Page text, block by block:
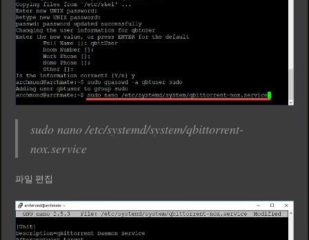
sudo nano /etc/systemd/system/qbittorrent-
nox.service
파일 편집